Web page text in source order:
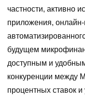
частности, активно
приложения,
будущем
доступным и
конкуренции между
процентных ставок